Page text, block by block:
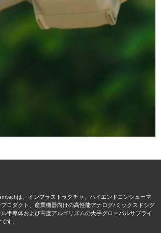
は、インフラストラクチャ、ハイエンドコンシューマ
プロダクト、産業機器向けの高性能アナログ/ミックスドシグ
半導体および高度アルゴリズムの大手グローバルサプライ
す。